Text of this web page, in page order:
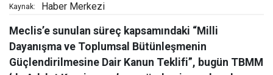
Kaynak: Haber Merkezi
Meclis’e sunulan süreç kapsamındaki “Milli
Dayanışma ve Toplumsal Bütünleşmenin
Güçlendirilmesine Dair Kanun Teklifi”, bugün TBMM